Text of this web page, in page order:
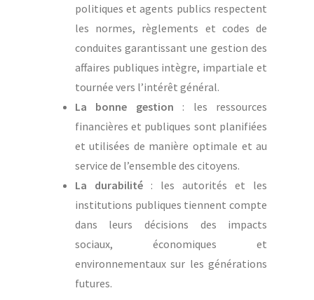
politiques et agents publics respectent
les normes, règlements et codes de
conduites garantissant une gestion des
affaires publiques intègre, impartiale et
tournée vers l’intérêt général.
La bonne gestion : les ressources
financières et publiques sont planifiées
et utilisées de manière optimale et au
service de l’ensemble des citoyens.
La durabilité: les autorités et les
institutions publiques tiennent compte
dans leurs décisions des impacts
sociaux, économiques et
environnementaux sur les générations
futures.